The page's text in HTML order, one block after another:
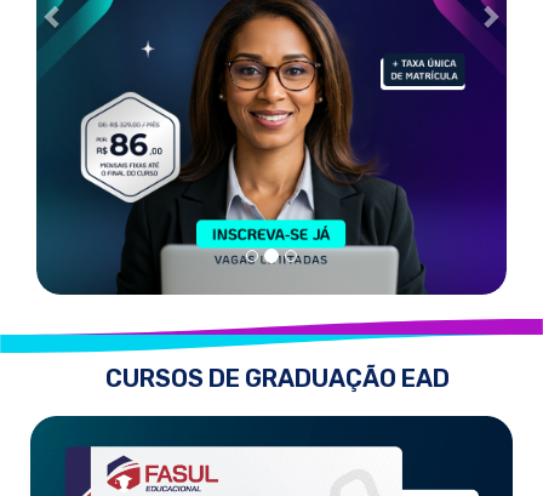
CURSOS DE GRADUAÇÃO EAD